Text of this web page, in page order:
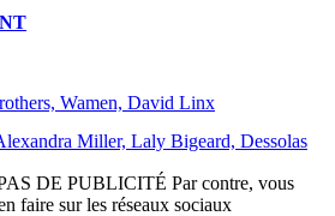
Wamen, David Linx
Miller, Laly Bigeard, Dessolas
DE PUBLICITÉ Par contre, vous
faire sur les réseaux sociaux